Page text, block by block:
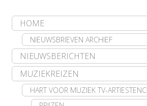
HOME
NIEUWSBRIEVEN ARCHIEF
NIEUWSBERICHTEN
MUZIEKREIZEN
HART VOOR MUZIEK TV-